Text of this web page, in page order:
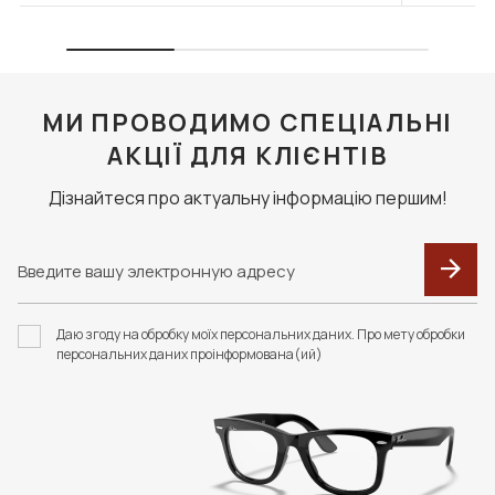
МИ ПРОВОДИМО СПЕЦІАЛЬНІ
АКЦІЇ ДЛЯ КЛІЄНТІВ
Дізнайтеся про актуальну інформацію першим!
Даю згоду на обробку моїх персональних даних. Про мету обробки
персональних даних проінформована(ий)